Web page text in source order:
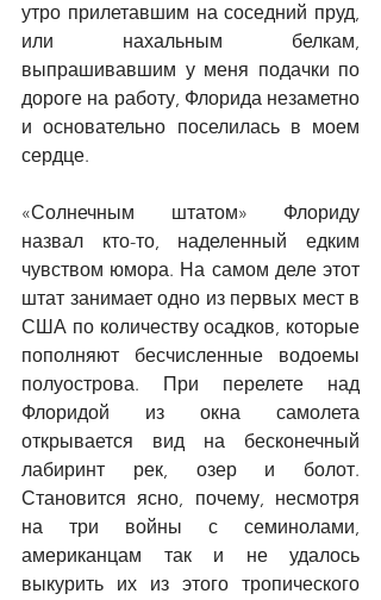
утро прилетавшим на соседний пруд,
или нахальным белкам,
выпрашивавшим у меня подачки по
дороге на работу, Флорида незаметно
и основательно поселилась в моем
сердце.
«Солнечным штатом» Флориду
назвал кто-то, наделенный едким
чувством юмора. На самом деле этот
штат занимает одно из первых мест в
США по количеству осадков, которые
пополняют бесчисленные водоемы
полуострова. При перелете над
Флоридой из окна самолета
открывается вид на бесконечный
лабиринт рек, озер и болот.
Становится ясно, почему, несмотря
на три войны с семинолами,
американцам так и не удалось
выкурить их из этого тропического